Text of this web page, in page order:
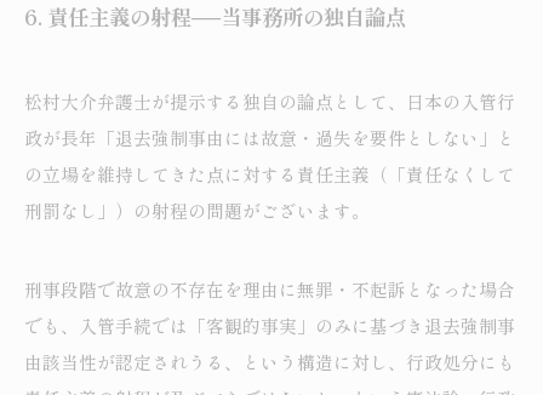
6. 責任主義の射程──当事務所の独自論点
松村大介弁護士が提示する独自の論点として、日本の入管行
政が長年「退去強制事由には故意・過失を要件としない」と
の立場を維持してきた点に対する責任主義（「責任なくして
刑罰なし」）の射程の問題がございます。
刑事段階で故意の不存在を理由に無罪・不起訴となった場合
でも、入管手続では「客観的事実」のみに基づき退去強制事
由該当性が認定されうる、という構造に対し、行政処分にも